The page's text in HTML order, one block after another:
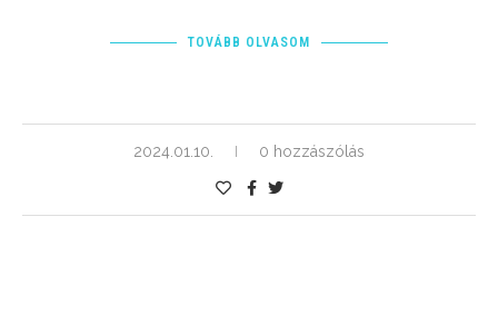
TOVÁBB OLVASOM
2024.01.10. 0 hozzászólás